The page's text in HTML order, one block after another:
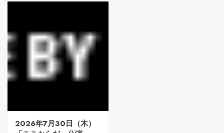
2026年7月30日（木）